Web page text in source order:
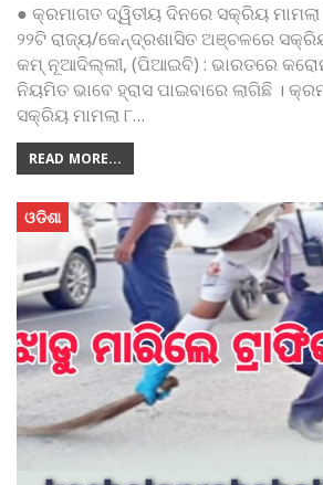
● କ୍ରମାଗତ ଦ୍ୱିତୀୟ ଦିନରେ ସକ୍ରିୟ
୨୨ଟି ରାଜ୍ୟ/କେନ୍ଦ୍ରଶାସିତ ଅଞ୍ଚଳରେ
କମ୍ ନୂଆଦିଲ୍ଲୀ, (ପିଆଇବି) : ଭାରତରେ
ନିୟମିତ ଭାବେ ହ୍ରାସ ପାଇବାରେ ଲାଗିଛି ।
ସକ୍ରିୟ ମାମଲା ୮…
READ MORE...
ଓଡିଶା